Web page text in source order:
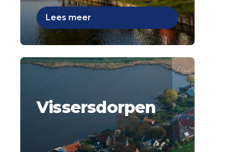
Lees meer
Vissersdorpen